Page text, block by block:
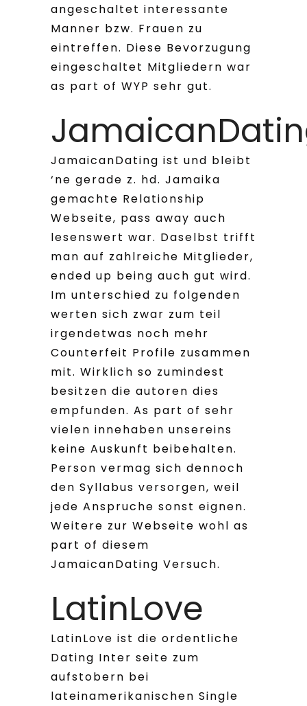
angeschaltet interessante
Manner bzw. Frauen zu
eintreffen. Diese Bevorzugung
eingeschaltet Mitgliedern war
as part of WYP sehr gut.
JamaicanDating ist und bleibt
‘ne gerade z. hd. Jamaika
gemachte Relationship
Webseite, pass away auch
lesenswert war. Daselbst trifft
man auf zahlreiche Mitglieder,
ended up being auch gut wird.
Im unterschied zu folgenden
werten sich zwar zum teil
irgendetwas noch mehr
Counterfeit Profile zusammen
mit. Wirklich so zumindest
besitzen die autoren dies
empfunden. As part of sehr
vielen innehaben unsereins
keine Auskunft beibehalten.
Person vermag sich dennoch
den Syllabus versorgen, weil
jede Anspruche sonst eignen.
Weitere zur Webseite wohl as
part of diesem
JamaicanDating Versuch.
LatinLove
LatinLove ist die ordentliche
Dating Inter seite zum
aufstobern bei
lateinamerikanischen Single